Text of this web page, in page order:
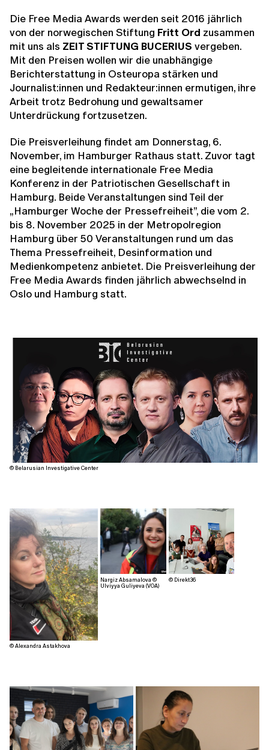
Die Free Media Awards werden seit 2016 jährlich
von der norwegischen Stiftung Fritt Ord zusammen
mit uns als ZEIT STIFTUNG BUCERIUS vergeben.
Mit den Preisen wollen wir die unabhängige
Berichterstattung in Osteuropa stärken und
Journalist:innen und Redakteur:innen ermutigen, ihre
Arbeit trotz Bedrohung und gewaltsamer
Unterdrückung fortzusetzen.
Die Preisverleihung findet am Donnerstag, 6.
November, im Hamburger Rathaus statt. Zuvor tagt
eine begleitende internationale Free Media
Konferenz in der Patriotischen Gesellschaft in
Hamburg. Beide Veranstaltungen sind Teil der
„Hamburger Woche der Pressefreiheit”, die vom 2.
bis 8. November 2025 in der Metropolregion
Hamburg über 50 Veranstaltungen rund um das
Thema Pressefreiheit, Desinformation und
Medienkompetenz anbietet. Die Preisverleihung der
Free Media Awards finden jährlich abwechselnd in
Oslo und Hamburg statt.
© Belarusian Investigative Center
© Alexandra Astakhova
Nargiz Absamalova ©
Ulviyya Guliyeva (VOA)
© Direkt36